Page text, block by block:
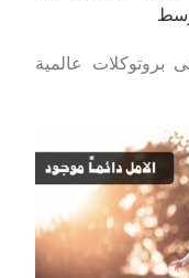
بروتوكلات عالمية